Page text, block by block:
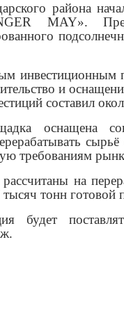
района
MAY».
и
составил
оснащена
требованиям
на
тонн готовой
будет